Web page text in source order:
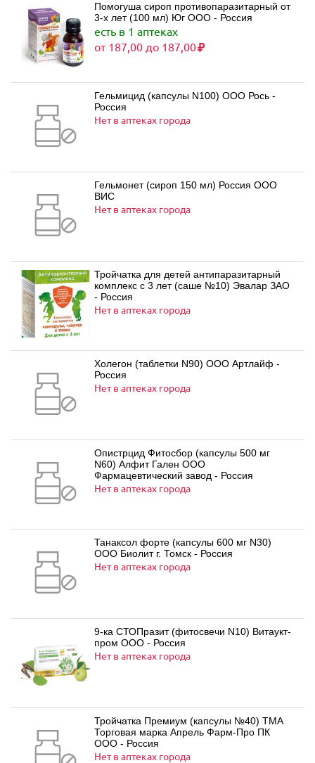
Помогуша сироп противопаразитарный от
3-х лет (100 мл) Юг ООО - Россия
есть в 1 аптеках
от 187,00 до 187,00
Гельмицид (капсулы N100) ООО Рось -
Россия
Нет в аптеках города
Гельмонет (сироп 150 мл) Россия ООО
ВИС
Нет в аптеках города
Тройчатка для детей антипаразитарный
комплекс с 3 лет (саше №10) Эвалар ЗАО
- Россия
Нет в аптеках города
Холегон (таблетки N90) ООО Артлайф -
Россия
Нет в аптеках города
Опистрцид Фитосбор (капсулы 500 мг
N60) Алфит Гален ООО
Фармацевтический завод - Россия
Нет в аптеках города
Танаксол форте (капсулы 600 мг N30)
ООО Биолит г. Томск - Россия
Нет в аптеках города
9-ка СТОПразит (фитосвечи N10) Витаукт-
пром ООО - Россия
Нет в аптеках города
Тройчатка Премиум (капсулы №40) ТМА
Торговая марка Апрель Фарм-Про ПК
ООО - Россия
Нет в аптеках города